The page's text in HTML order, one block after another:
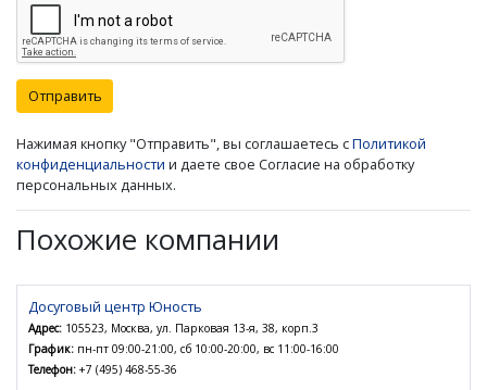
Отправить
Нажимая кнопку "Отправить", вы соглашаетесь сПолитикой
конфиденциальности и даете свое Согласие на обработку
персональных данных.
Похожие компании
Досуговый центр Юность
Адрес: 105523, Москва, ул. Парковая 13-я, 38, корп.3
График: пн-пт 09:00-21:00, сб 10:00-20:00, вс 11:00-16:00
Телефон: +7 (495) 468-55-36